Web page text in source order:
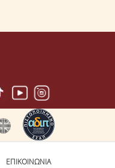
ΕΠΙΚΟΙΝΩΝΙΑ